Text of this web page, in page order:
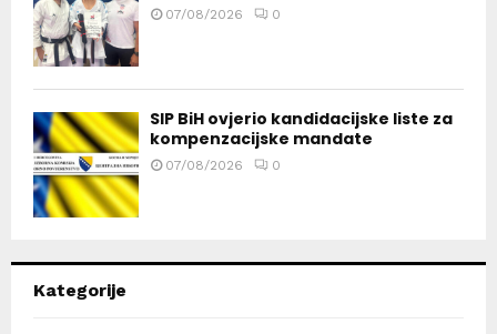
07/08/2026 0
SIP BiH ovjerio kandidacijske liste za
kompenzacijske mandate
07/08/2026 0
Kategorije